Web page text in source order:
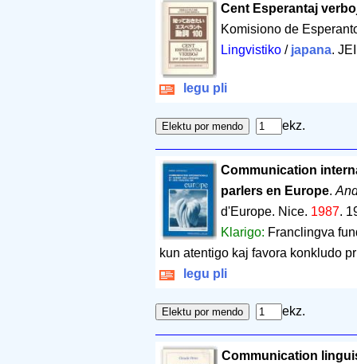
Cent Esperantaj
Komisiono de
Lingvistiko/ japana.
legu pli
ekz.
Communication
parlers en Europe.
d'Europe. Nice. 1987.
Klarigo: Franclingva
kun atentigo kaj favora konkludo
legu pli
ekz.
Communication